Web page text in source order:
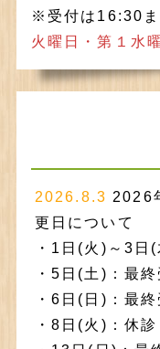
※受付は16:30
火曜日・第１水
2026.8.3 2026
更日について
・1日(火)～3日
・5日(土)：最
・6日(日)：最
・8日(火)：休診